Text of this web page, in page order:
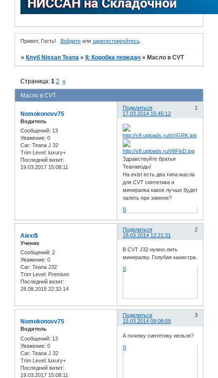
Привет, Гость! Войдитеили зарегистрируйтесь.
» Клуб Nissan Teana » II: Коробка передач » Масло в CVT
Масло в CVT
Страница:1 2 »
Поделиться
1
17.03.2014 15:45:12
Nomokonovv75
Водитель
Сообщений: 13
Уважение: 0
Car: Teana J 32
Trim Level: luxury+
Последний визит:
19.03.2017 15:08:11
Здравствуйте братья
Teanaводы!
На exist есть два типа масла
для CVT синтетика и
минералка какое лучше будет
залить при замене?
0
Поделиться
2
18.03.2014 12:21:31
Alexi$
Ученик
Сообщений: 2
Уважение: 0
Car: Teana J32
Trim Level: Premium
Последний визит:
28.08.2015 22:32:14
В CVT J32 нужно лить
минералку. Голубая канистра.
0
Поделиться
3
19.03.2014 09:08:09
Nomokonovv75
Водитель
Сообщений: 13
Уважение: 0
Car: Teana J 32
Trim Level: luxury+
Последний визит:
19.03.2017 15:08:11
А почему синтетику нельзя?
0